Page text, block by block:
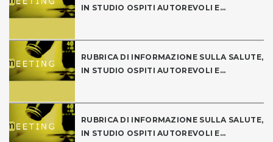
IN STUDIO OSPITI AUTOREVOLI E...
RUBRICA DI INFORMAZIONE SULLA SALUTE,
IN STUDIO OSPITI AUTOREVOLI E...
RUBRICA DI INFORMAZIONE SULLA SALUTE,
IN STUDIO OSPITI AUTOREVOLI E...